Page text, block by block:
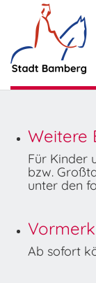
Weitere
Für Kinder
bzw.
unter den
Ab sofort